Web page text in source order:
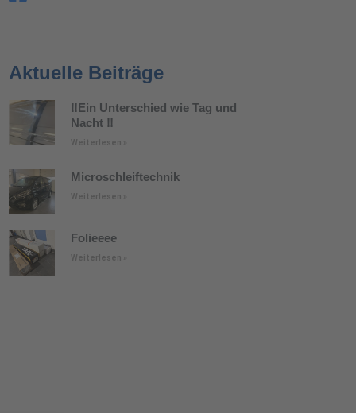
Aktuelle Beiträge
‼️Ein Unterschied wie Tag und
Nacht ‼️
Weiterlesen »
Microschleiftechnik
Weiterlesen »
Folieeee
Weiterlesen »